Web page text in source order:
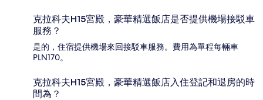
克拉科夫H15宮殿，豪華精選飯店是否提供機場接駁車
服務？
是的，住宿提供機場來回接駁車服務。費用為單程每輛車
PLN170。
克拉科夫H15宮殿，豪華精選飯店入住登記和退房的時
間為？